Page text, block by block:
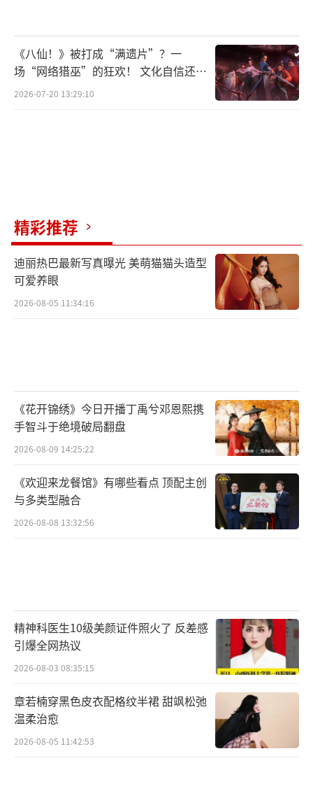
互动场景，进一步巩固国际化娱乐内容生态的
领先地位。
未来，微博将继续拓展与全球优质娱乐内
《八仙！》被打成“满遗片”？一
场“网络猎巫”的狂欢！ 文化自信还是
焦虑？
2026-07-20 13:29:10
精彩推荐
迪丽热巴最新写真曝光 美萌猫猫头造型
可爱养眼
2026-08-05 11:34:16
《花开锦绣》今日开播丁禹兮邓恩熙携
手智斗于绝境破局翻盘
2026-08-09 14:25:22
《欢迎来龙餐馆》有哪些看点 顶配主创
与多类型融合
2026-08-08 13:32:56
精神科医生10级美颜证件照火了 反差感
引爆全网热议
2026-08-03 08:35:15
章若楠穿黑色皮衣配格纹半裙 甜飒松弛
温柔治愈
2026-08-05 11:42:53